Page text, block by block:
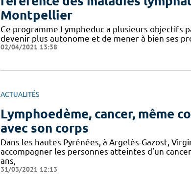
Montpellier
Ce programme Lympheduc a plusieurs
devenir plus autonome et de mener à bien ses
02/04/2021 13:38
ACTUALITÉS
Lymphoedème, cancer, même
avec son corps
Dans les hautes Pyrénées, à Argelès-Gazost,
accompagner les personnes atteintes d’un
ans,
31/03/2021 12:13